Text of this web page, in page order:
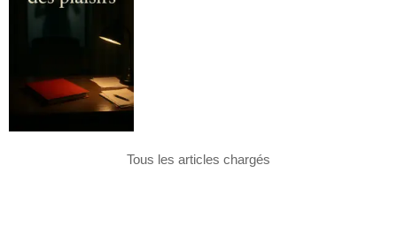
Tous les articles chargés